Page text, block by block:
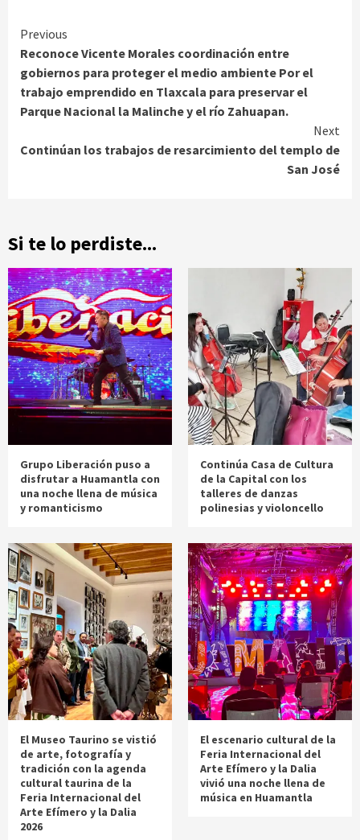
Continue
Reading
Previous
Reconoce Vicente Morales coordinación entre
gobiernos para proteger el medio ambiente Por el
trabajo emprendido en Tlaxcala para preservar el
Parque Nacional la Malinche y el río Zahuapan.
Next
Continúan los trabajos de resarcimiento del templo de
San José
Si te lo perdiste...
Grupo Liberación puso a
disfrutar a Huamantla con
una noche llena de música
y romanticismo
Continúa Casa de Cultura
de la Capital con los
talleres de danzas
polinesias y violoncello
El Museo Taurino se vistió
de arte, fotografía y
tradición con la agenda
cultural taurina de la
Feria Internacional del
Arte Efímero y la Dalia
2026
El escenario cultural de la
Feria Internacional del
Arte Efímero y la Dalia
vivió una noche llena de
música en Huamantla